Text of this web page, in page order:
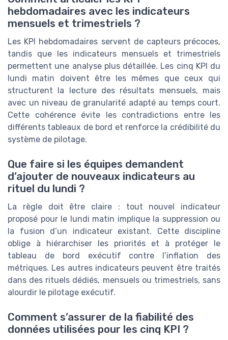
hebdomadaires avec les indicateurs
mensuels et trimestriels ?
Les KPI hebdomadaires servent de capteurs précoces,
tandis que les indicateurs mensuels et trimestriels
permettent une analyse plus détaillée. Les cinq KPI du
lundi matin doivent être les mêmes que ceux qui
structurent la lecture des résultats mensuels, mais
avec un niveau de granularité adapté au temps court.
Cette cohérence évite les contradictions entre les
différents tableaux de bord et renforce la crédibilité du
système de pilotage.
Que faire si les équipes demandent
d’ajouter de nouveaux indicateurs au
rituel du lundi ?
La règle doit être claire : tout nouvel indicateur
proposé pour le lundi matin implique la suppression ou
la fusion d’un indicateur existant. Cette discipline
oblige à hiérarchiser les priorités et à protéger le
tableau de bord exécutif contre l’inflation des
métriques. Les autres indicateurs peuvent être traités
dans des rituels dédiés, mensuels ou trimestriels, sans
alourdir le pilotage exécutif.
Comment s’assurer de la fiabilité des
données utilisées pour les cinq KPI ?